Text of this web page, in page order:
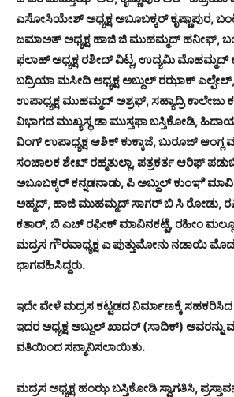
ಎಸೋಸಿಯೇಶ್ ಅಧ್ಯಕ್ಷ ಅಬೂಬಕ್ಕರ್ ಕೃಷ್ಣಾಪುರ,
ಜಮಾಅತ್ ಅಧ್ಯಕ್ಷ ಹಾಜಿ ಜಿ ಮುಹಮ್ಮದ್ ಹನೀಫ್,
ಫಲಾಹ್ ಅಧ್ಯಕ್ಷ ರಶೀದ್ ವಿಟ್ಲ, ಉದ್ಯಮಿ ಮೊಹಮ್ಮದ್
ಬದ್ರಿಯಾ ಮಸೀದಿ ಅಧ್ಯಕ್ಷ ಅಬ್ದುಲ್ ರಝಾಕ್ ಎಲ್ಪೇಲ್,
ಉಪಾಧ್ಯಕ್ಷ ಮುಹಮ್ಮದ್ ಅಶ್ರಫ್, ಸಹ್ಯಾದ್ರಿ ಕಾಲೇಜು
ವಿಭಾಗದ ಮುಖ್ಯಸ್ಥ ಡಾ ಮುಸ್ತಫಾ ಬಸ್ತಿಕೋಡಿ,
ವಿಂಗ್ ಉಪಾಧ್ಯಕ್ಷ ಆಶಿಕ್ ಕುಕ್ಕಾಜೆ, ಬುರೂಜ್ ಆಂಗ್ಲ
ಸಂಚಾಲಕ ಶೇಖ್ ರಹ್ಮತುಲ್ಲಾ, ಪತ್ರಕರ್ತ ಆರಿಫ್
ಅಬೂಬಕ್ಕರ್ ಕನ್ನಡನಾಡು, ಪಿ ಅಬ್ದುಲ್ ಕುಂಞಿ
ಅಹ್ಮದ್, ಹಾಜಿ ಮುಹಮ್ಮದ್ ಸಾಗರ್ ಬಿ ಸಿ ರೋಡು,
ಕತಾರ್, ಬಿ ಎಚ್ ರಫೀಕ್ ಮಾವಿನಕಟ್ಟೆ, ರಹೀಂ
ಮದ್ರಸ ಗೌರವಾಧ್ಯಕ್ಷ ಎ ಪುತ್ತುಮೋನು ನಡಾಯಿ
ಭಾಗವಹಿಸಿದ್ದರು.
ಇದೇ ವೇಳೆ ಮದ್ರಸ ಕಟ್ಟಡದ ನಿರ್ಮಾಣಕ್ಕೆ ಸಹಕರಿಸಿದ
ಇದರ ಅಧ್ಯಕ್ಷ ಅಬ್ದುಲ್ ಖಾದರ್ (ಸಾದಿಕ್)
ವತಿಯಿಂದ ಸನ್ಮಾನಿಸಲಾಯಿತು.
ಮದ್ರಸ ಅಧ್ಯಕ್ಷ ಹಂಝ ಬಸ್ತಿಕೋಡಿ ಸ್ವಾಗತಿಸಿ,